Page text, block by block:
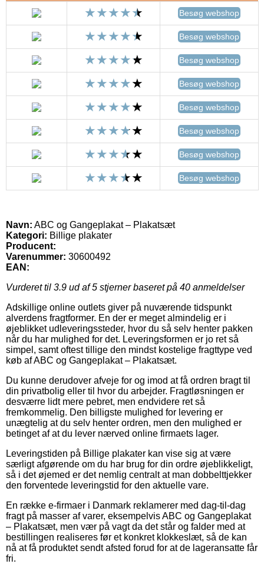
Besøg webshop
Besøg webshop
Besøg webshop
Besøg webshop
Besøg webshop
Besøg webshop
Besøg webshop
Besøg webshop
Navn: ABC og Gangeplakat – Plakatsæt
Kategori: Billige plakater
Producent:
Varenummer: 30600492
EAN:
Vurderet til 3.9 ud af 5 stjerner baseret på 40 anmeldelser
Adskillige online outlets giver på nuværende tidspunkt
alverdens fragtformer. En der er meget almindelig er i
øjeblikket udleveringssteder, hvor du så selv henter pakken
når du har mulighed for det. Leveringsformen er jo ret så
simpel, samt oftest tillige den mindst kostelige fragttype ved
køb af ABC og Gangeplakat – Plakatsæt.
Du kunne derudover afveje for og imod at få ordren bragt til
din privatbolig eller til hvor du arbejder. Fragtløsningen er
desværre lidt mere pebret, men endvidere ret så
fremkommelig. Den billigste mulighed for levering er
unægtelig at du selv henter ordren, men den mulighed er
betinget af at du lever nærved online firmaets lager.
Leveringstiden på Billige plakater kan vise sig at være
særligt afgørende om du har brug for din ordre øjeblikkeligt,
så i det øjemed er det nemlig centralt at man dobbelttjekker
den forventede leveringstid for den aktuelle vare.
En række e-firmaer i Danmark reklamerer med dag-til-dag
fragt på masser af varer, eksempelvis ABC og Gangeplakat
– Plakatsæt, men vær på vagt da det står og falder med at
bestillingen realiseres før et konkret klokkeslæt, så de kan
nå at få produktet sendt afsted forud for at de lageransatte får
fri.